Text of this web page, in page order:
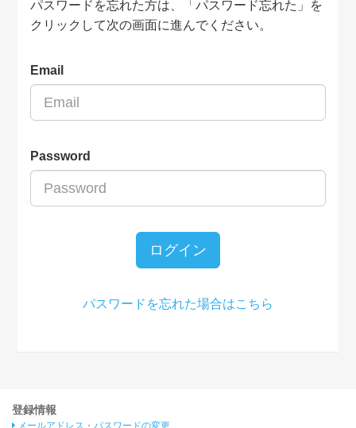
パスワードを忘れた方は、「パスワード忘れた」を
クリックして次の画面に進んでください。
Email
Password
ログイン
パスワードを忘れた場合はこちら
登録情報